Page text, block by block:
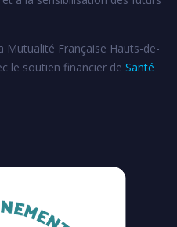
Mutualité Française Hauts-de-
le soutien financier de Santé